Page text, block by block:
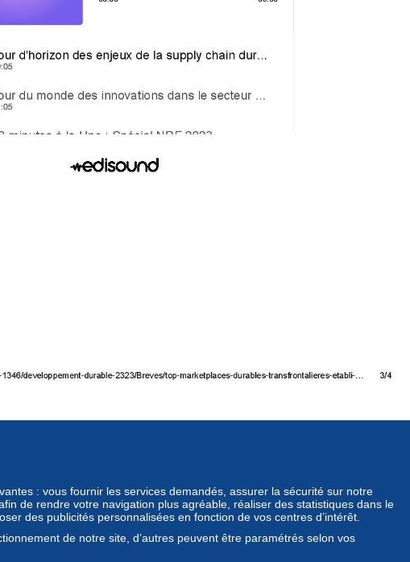
: vous fournir les services demandés, assurer la sécurité sur notre
de rendre votre navigation plus agréable, réaliser des statistiques dans le
des publicités personnalisées en fonction de vos centres d’intérêt.
de notre site, d’autres peuvent être paramétrés selon vos